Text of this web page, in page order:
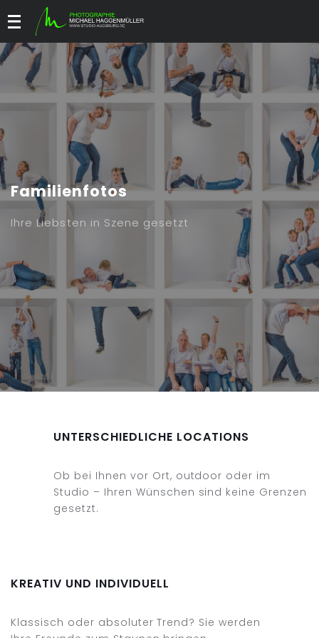
Familienfotos
Ihre Liebsten in Szene gesetzt
UNTERSCHIEDLICHE LOCATIONS
Ob bei Ihnen vor Ort, outdoor oder im
Studio – Ihren Wünschen sind keine Grenzen
gesetzt.
KREATIV UND INDIVIDUELL
Klassisch oder absoluter Trend? Sie werden
Menü